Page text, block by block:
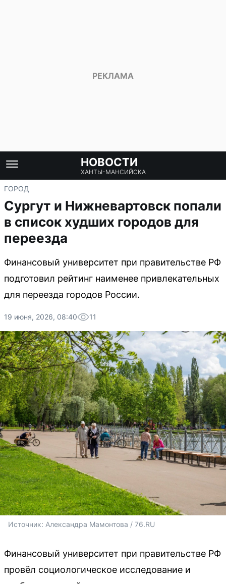
НОВОСТИ
ХАНТЫ-МАНСИЙСКА
ГОРОД
Сургут и Нижневартовск попали
в список худших городов для
переезда
Финансовый университет при правительстве РФ
подготовил рейтинг наименее привлекательных
для переезда городов России.
19 июня, 2026, 08:40 11
Источник: Александра Мамонтова / 76.RU
Финансовый университет при правительстве РФ
провёл социологическое исследование и